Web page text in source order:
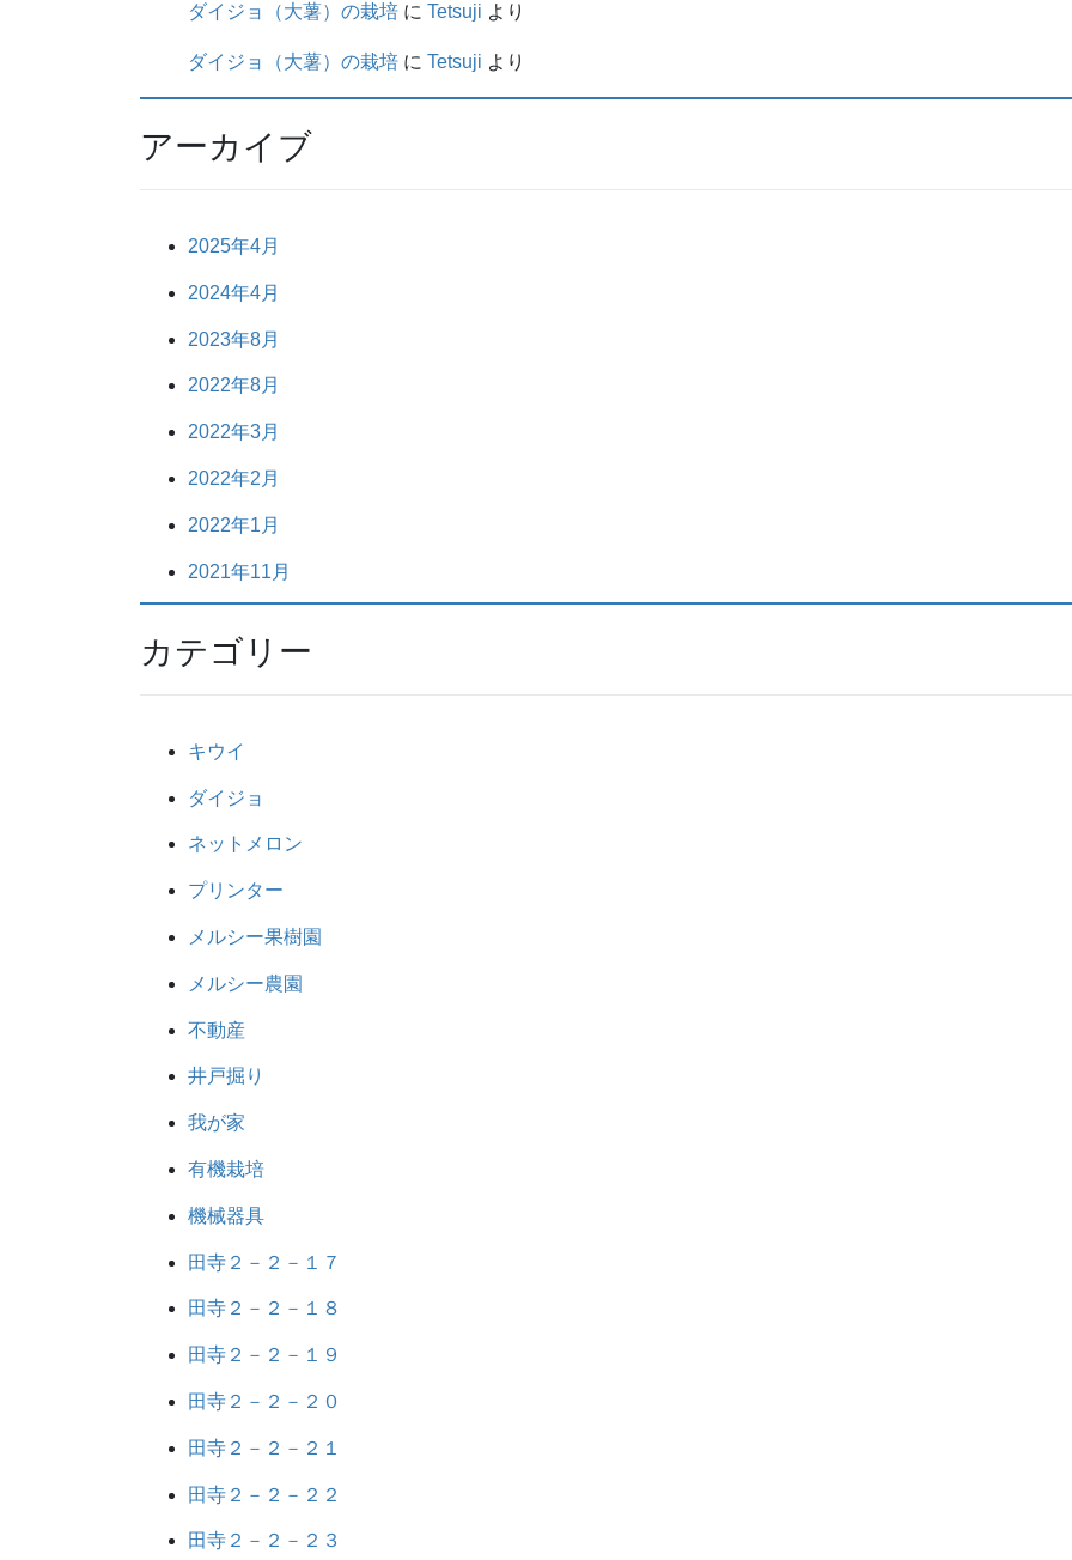
ダイジョ（大薯）の栽培 に Tetsuji より
ダイジョ（大薯）の栽培 に Tetsuji より
アーカイブ
2025年4月
2024年4月
2023年8月
2022年8月
2022年3月
2022年2月
2022年1月
2021年11月
カテゴリー
キウイ
ダイジョ
ネットメロン
プリンター
メルシー果樹園
メルシー農園
不動産
井戸掘り
我が家
有機栽培
機械器具
田寺２－２－１７
田寺２－２－１８
田寺２－２－１９
田寺２－２－２０
田寺２－２－２１
田寺２－２－２２
田寺２－２－２３